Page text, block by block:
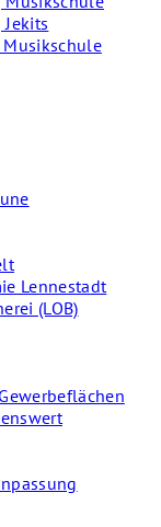
Lennestadt
(LOB)